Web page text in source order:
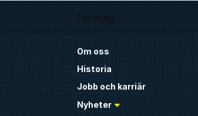
Företag
Om oss
Historia
Jobb och karriär
Nyheter